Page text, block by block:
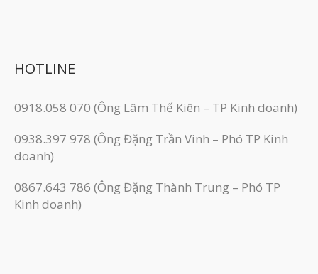
HOTLINE
0918.058 070 (Ông Lâm Thế Kiên – TP Kinh doanh)
0938.397 978 (Ông Đặng Trần Vinh – Phó TP Kinh
doanh)
0867.643 786 (Ông Đặng Thành Trung – Phó TP
Kinh doanh)